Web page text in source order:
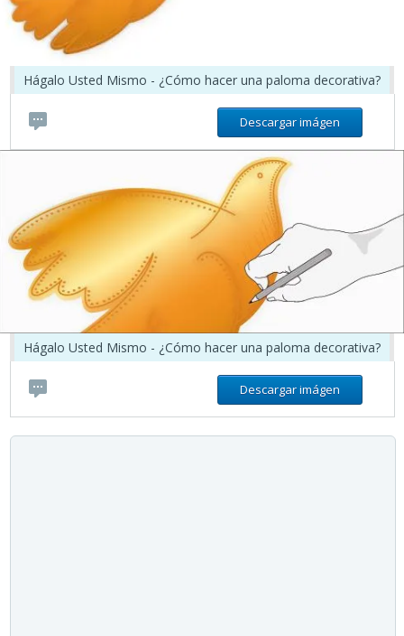
Hágalo Usted Mismo - ¿Cómo hacer una paloma decorativa?
Descargar imágen
Hágalo Usted Mismo - ¿Cómo hacer una paloma decorativa?
Descargar imágen